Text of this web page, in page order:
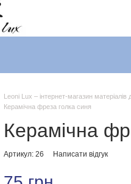
Leoni Lux – інтернет-магазин матеріалів
Керамічна фреза голка синя
Керамічна
Артикул: 26 Написати відгук